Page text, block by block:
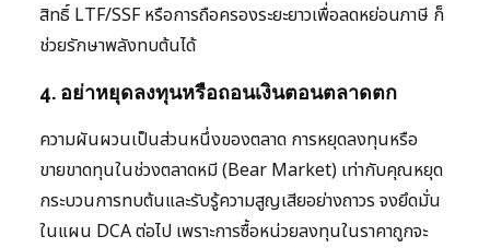
สิทธิ์ LTF/SSF หรือการถือครองระยะยาวเพื่อลดหย่อนภาษี ก็
ช่วยรักษาพลังทบต้นได้
4. อย่าหยุดลงทุนหรือถอนเงินตอนตลาดตก
ความผันผวนเป็นส่วนหนึ่งของตลาด การหยุดลงทุนหรือ
ขายขาดทุนในช่วงตลาดหมี (Bear Market) เท่ากับคุณหยุด
กระบวนการทบต้นและรับรู้ความสูญเสียอย่างถาวร จงยึดมั่น
ในแผน DCA ต่อไป เพราะการซื้อหน่วยลงทุนในราคาถูกจะ